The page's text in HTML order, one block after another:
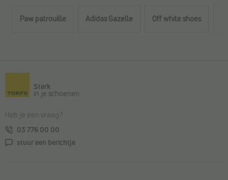
Paw patrouille Adidas Gazelle Off white shoes
Sterk
in je schoenen
Heb je een vraag?
03 776 00 00
stuur een berichtje